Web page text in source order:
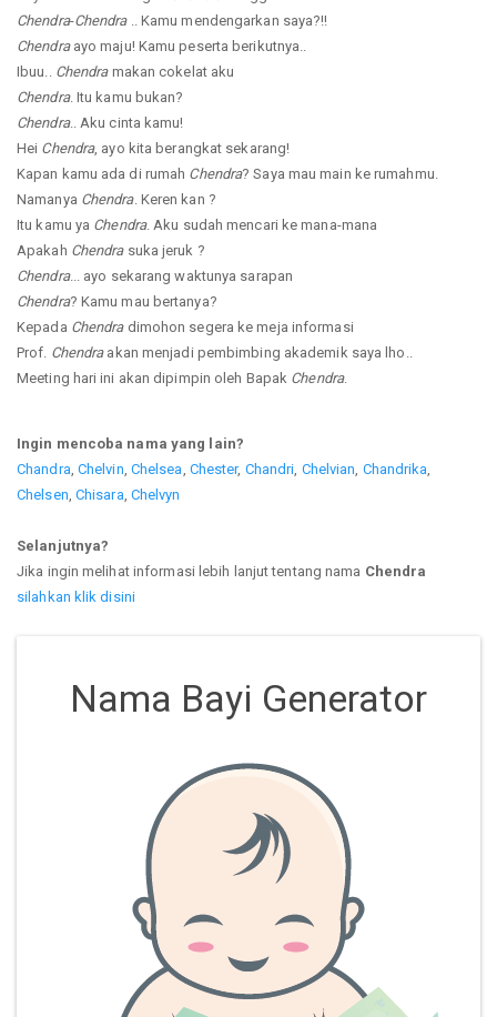
Chendra-Chendra.. Kamu mendengarkan saya?!!
Chendraayo maju! Kamu peserta berikutnya..
Ibuu.. Chendramakan cokelat aku
Chendra. Itu kamu bukan?
Chendra.. Aku cinta kamu!
Hei Chendra, ayo kita berangkat sekarang!
Kapan kamu ada di rumah Chendra? Saya mau main ke rumahmu.
Namanya Chendra. Keren kan ?
Itu kamu ya Chendra. Aku sudah mencari ke mana-mana
Apakah Chendrasuka jeruk ?
Chendra... ayo sekarang waktunya sarapan
Chendra? Kamu mau bertanya?
Kepada Chendradimohon segera ke meja informasi
Prof. Chendraakan menjadi pembimbing akademik saya lho..
Meeting hari ini akan dipimpin oleh Bapak Chendra.
Ingin mencoba nama yang lain?
Chandra Chelvin Chelsea Chester, Chandri Chelvian Chandrika
Chelsen Chisara Chelvyn
Selanjutnya?
Jika ingin melihat informasi lebih lanjut tentang nama Chendra
silahkan klik disini
Nama Bayi Generator